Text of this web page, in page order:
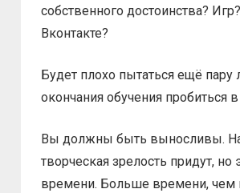
собственного достоинства?
Вконтакте?
Будет плохо пытаться ещё пару
окончания обучения пробиться
Вы должны быть выносливы.
творческая зрелость придут, но
времени. Больше времени, чем